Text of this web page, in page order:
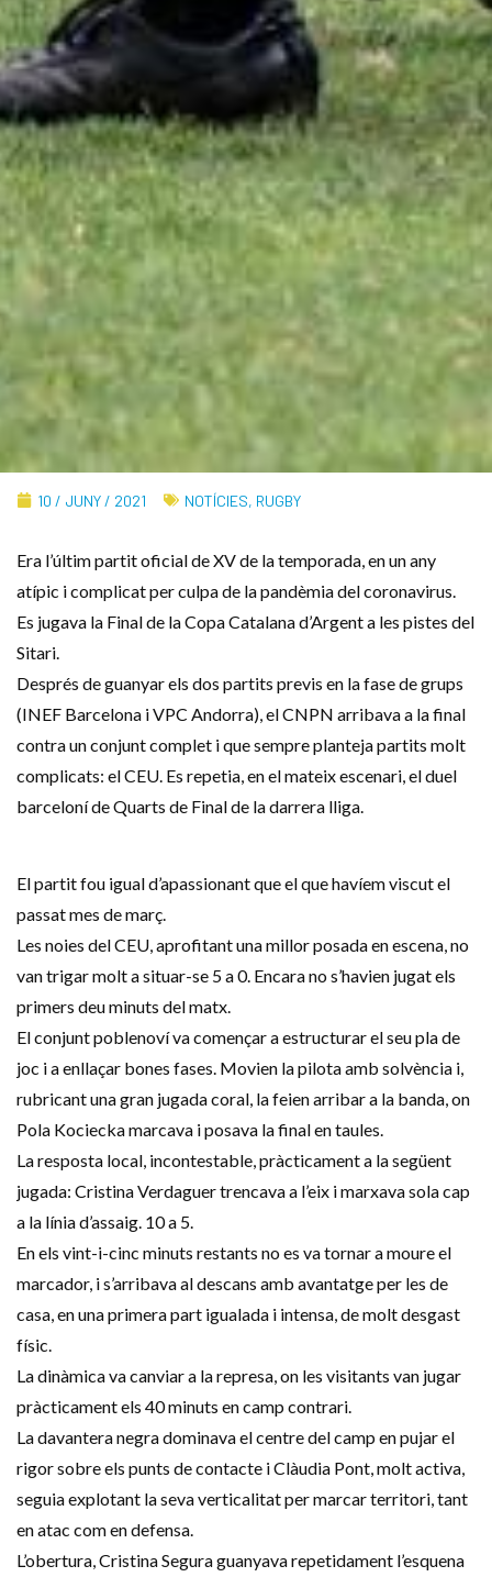
10 / JUNY / 2021 NOTÍCIES, RUGBY
Era l’últim partit oficial de XV de la temporada, en un any
atípic i complicat per culpa de la pandèmia del coronavirus.
Es jugava la Final de la Copa Catalana d’Argent a les pistes del
Sitari.
Després de guanyar els dos partits previs en la fase de grups
(INEF Barcelona i VPC Andorra), el CNPN arribava a la final
contra un conjunt complet i que sempre planteja partits molt
complicats: el CEU. Es repetia, en el mateix escenari, el duel
barceloní de Quarts de Final de la darrera lliga.
El partit fou igual d’apassionant que el que havíem viscut el
passat mes de març.
Les noies del CEU, aprofitant una millor posada en escena, no
van trigar molt a situar-se 5 a 0. Encara no s’havien jugat els
primers deu minuts del matx.
El conjunt poblenoví va començar a estructurar el seu pla de
joc i a enllaçar bones fases. Movien la pilota amb solvència i,
rubricant una gran jugada coral, la feien arribar a la banda, on
Pola Kociecka marcava i posava la final en taules.
La resposta local, incontestable, pràcticament a la següent
jugada: Cristina Verdaguer trencava a l’eix i marxava sola cap
a la línia d’assaig. 10 a 5.
En els vint-i-cinc minuts restants no es va tornar a moure el
marcador, i s’arribava al descans amb avantatge per les de
casa, en una primera part igualada i intensa, de molt desgast
físic.
La dinàmica va canviar a la represa, on les visitants van jugar
pràcticament els 40 minuts en camp contrari.
La davantera negra dominava el centre del camp en pujar el
rigor sobre els punts de contacte i Clàudia Pont, molt activa,
seguia explotant la seva verticalitat per marcar territori, tant
en atac com en defensa.
L’obertura, Cristina Segura guanyava repetidament l’esquena